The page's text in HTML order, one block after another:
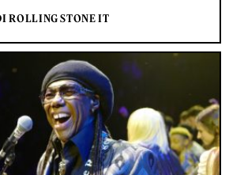
ROLLING STONE IT